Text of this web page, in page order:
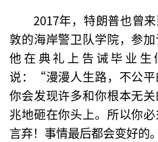
2017年，特朗普也曾
敦的海岸警卫队学院，参加
他在典礼上告诫毕业生
说：“漫漫人生路，不公平
你会发现许多和你根本无
兆地砸在你头上。所以你
言弃！事情最后都会变好的